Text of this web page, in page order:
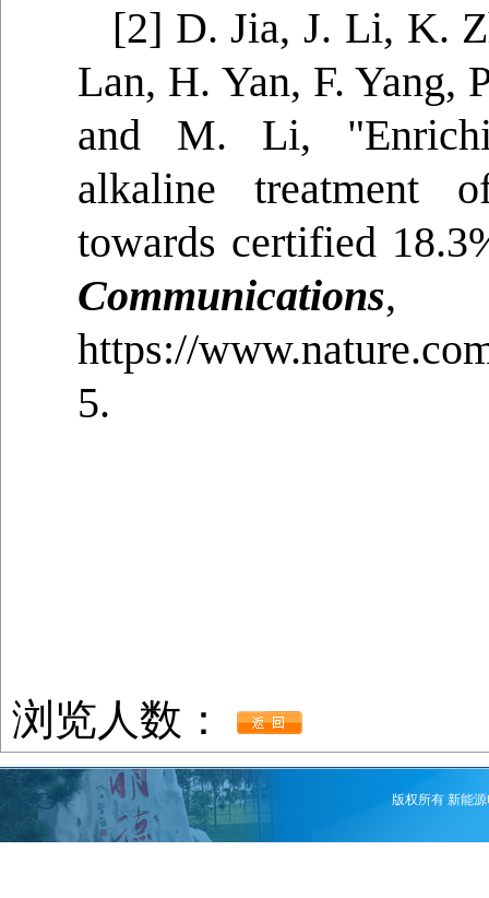
[2] D. Jia, J. Li, K.
Lan, H. Yan, F. Yang,
and M. Li,
alkaline treatment
towards certified
Communications,
https://
5.
浏览人数：
版权所有 新能